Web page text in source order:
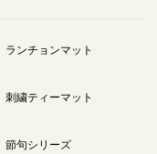
ランチョンマット
刺繍ティーマット
節句シリーズ